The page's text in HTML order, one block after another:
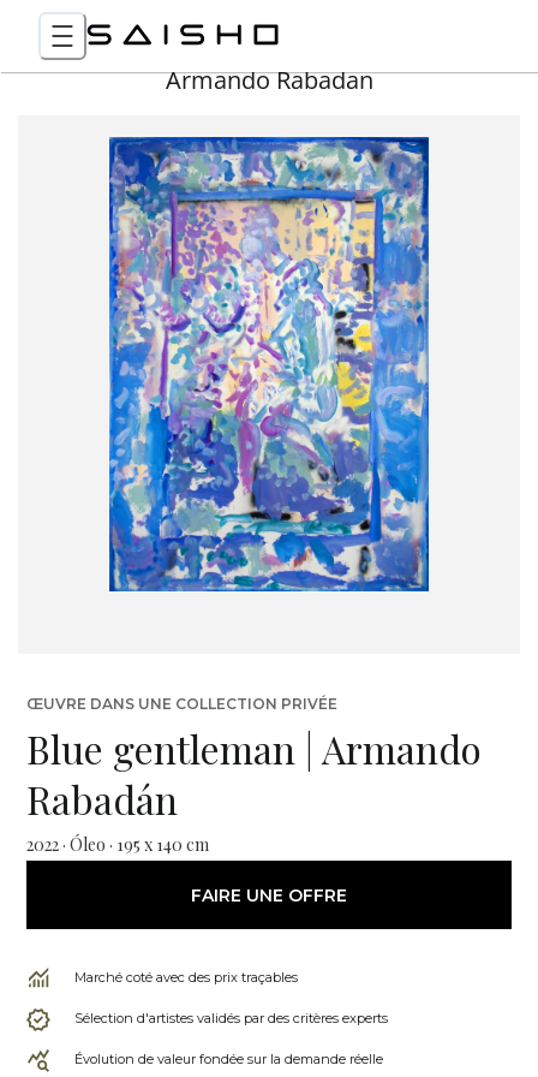
Armando Rabadan
ŒUVRE DANS UNE COLLECTION PRIVÉE
Blue gentleman | Armando
Rabadán
2022 · Óleo · 195 x 140 cm
FAIRE UNE OFFRE
Marché coté avec des prix traçables
Sélection d'artistes validés par des critères experts
Évolution de valeur fondée sur la demande réelle